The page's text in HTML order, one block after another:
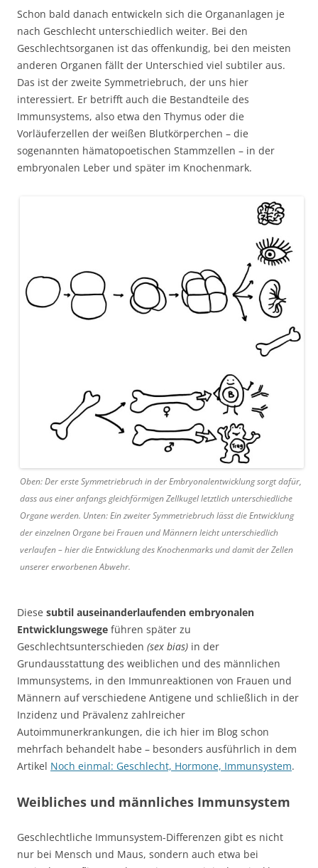
Schon bald danach entwickeln sich die Organanlagen je
nach Geschlecht unterschiedlich weiter. Bei den
Geschlechtsorganen ist das offenkundig, bei den meisten
anderen Organen fällt der Unterschied viel subtiler aus.
Das ist der zweite Symmetriebruch, der uns hier
interessiert. Er betrifft auch die Bestandteile des
Immunsystems, also etwa den Thymus oder die
Vorläuferzellen der weißen Blutkörperchen – die
sogenannten hämatopoetischen Stammzellen – in der
embryonalen Leber und später im Knochenmark.
Oben: Der erste Symmetriebruch in der Embryonalentwicklung sorgt dafür,
dass aus einer anfangs gleichförmigen Zellkugel letztlich unterschiedliche
Organe werden. Unten: Ein zweiter Symmetriebruch lässt die Entwicklung
der einzelnen Organe bei Frauen und Männern leicht unterschiedlich
verlaufen – hier die Entwicklung des Knochenmarks und damit der Zellen
unserer erworbenen Abwehr.
Diese subtil auseinanderlaufenden embryonalen
Entwicklungswege führen später zu
Geschlechtsunterschieden (sex bias) in der
Grundausstattung des weiblichen und des männlichen
Immunsystems, in den Immunreaktionen von Frauen und
Männern auf verschiedene Antigene und schließlich in der
Inzidenz und Prävalenz zahlreicher
Autoimmunerkrankungen, die ich hier im Blog schon
mehrfach behandelt habe – besonders ausführlich in dem
Artikel Noch einmal: Geschlecht, Hormone, Immunsystem.
Weibliches und männliches Immunsystem
Geschlechtliche Immunsystem-Differenzen gibt es nicht
nur bei Mensch und Maus, sondern auch etwa bei